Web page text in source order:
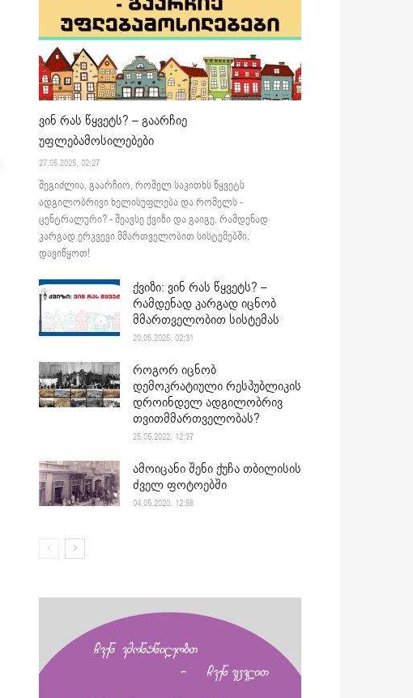
ვინ რას წყვეტს? – გაარჩიე
უფლებამოსილებები
27.05.2025. 02:27
შეგიძლია, გაარჩიო, რომელ საკითხს წყვეტს
ადგილობრივი ხელისუფლება და რომელს -
ცენტრალური? - შეავსე ქვიზი და გაიგე, რამდენად
კარგად ერკვევი მმართველობით სისტემებში.
დავიწყოთ!
ქვიზი: ვინ რას წყვეტს? –
რამდენად კარგად იცნობ
მმართველობით სისტემას
20.05.2025. 02:31
როგორ იცნობ
დემოკრატიული რესპუბლიკის
დროინდელ ადგილობრივ
თვითმმართველობას?
25.05.2022. 12:37
ამოიცანი შენი ქუჩა თბილისის
ძველ ფოტოებში
04.05.2020. 12:58